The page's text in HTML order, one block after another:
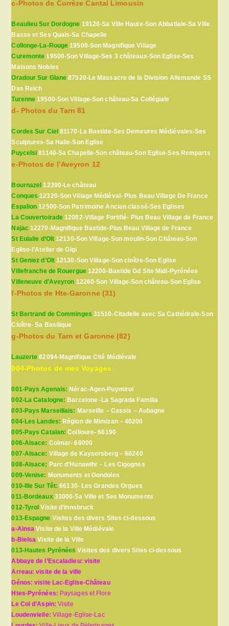
c-Photos de Corrèze Cantal Limousin
Beaulieu Sur Dordogne 19120-Sa Ville Haute-Son Abbatiale-Sa Ville
Basse et Ses Quais-Sa Chapelle
Collonge-La-Rouge 19500-Son Magnifique Village
Curemonte 19500-Son Village-Ses 3 châteaux-Son Eglise-Ses
Maisons Nobles
Oradour Sur Glane 87520-Le Massacre de la Division Allemande SS
Das Reich
Turenne 19500-Son Village-Son château-Sa Collégiale
d- Photos du Tarn 81
Cordes Sur Ciel81170-La Bastide-Ses Demeures Médiévales-Ses
Sculptures-Sa Halle-Son Eglise
Puycelsi 81140-Sa Chapelle-Son château-Son Eglise-Ses Remparts
e-Photos de l’Aveyron 12
Bournazel 12390-Le château
Conques 12320-Son Village Médiéval- Plus Beau Village De France
Espalion 12500-Son Patrimoine Ancien classé-Ses Eglises
La Couvertoirade 12082-Village Fortifié- Plus Beau Village de France
Najac12270-Magnifique Bastide-Plus Beau Village de France
St Eulalie d’Olt 12130-Son Village-Son moulin-Son Château-Son
Eglise-l’Atelier de Gigi
St Geniez d’Olt12130-Son Village-Son cloître-Son Eglise
Villefranche de Rouergue12200-Bastide Gd Site Midi-Pyrénées
Villeneuve d’Aveyron 12260-Son Village-Son château-Son Eglise
f-Photos de Hte-Garonne (31)
St Bertrand de Comminges 31510-Citadelle avec Sa Cathédrale-Son
Cloître- Sa Basilique
g-Photos du Tarn et Garonne (82)
Lauzerte 82094-Magnifique Cité Médiévale
004-Photos de mes Voyages
001-Pays Agenais: Nérac-Agen-Puymirol
002-La Catalogne:Barcelone -La Sagrada Familia
003-Pays Marseillais: Marseille – Cassis – Aubagne
004-Les Landes:Région de Mimizan – 40200
005-Pays Catalan:Collioure- 66190
006-Alsace: Colmar- 68000
007-Alsace: Village de Kaysersberg – 68240
008-Alsace; Parc d’Hunawihr – Les Cigognes
009-Venise: Monuments et Gondoles
010-Ille Sur Têt:66130- Les Grandes Orgues
011-Bordeaux33000-Sa Ville et Ses Monuments
012-Tyrol Visite d’Innsbruck
013-Espagne Visites des divers Sites ci-dessous
a-Ainsa Visite de la Ville Médiévale
b-Bielsa Visite de la Ville
013-Hautes Pyrénées Visites des divers Sites ci-dessous
Abbaye de l’Escaladieu: visite
Arreau: visite de la ville
Génos: visite Lac-Eglise-Château
Htes-Pyrénées: Paysages et Flore
Le Col d’Aspin:Visite
Loudenvielle: Village-Eglise-Lac